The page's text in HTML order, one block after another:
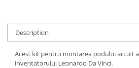
Description
Acest kit pentru montarea podului arcuit
inventatorului Leonardo Da Vinci.